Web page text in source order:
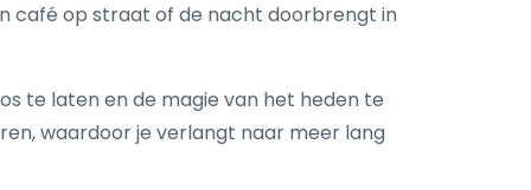
café op straat of de nacht doorbrengt in
te laten en de magie van het heden te
waardoor je verlangt naar meer lang